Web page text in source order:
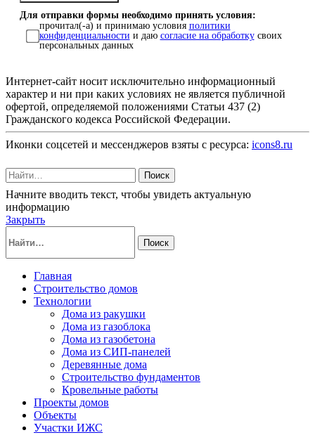
Для отправки формы необходимо принять условия:
прочитал(-а) и принимаю условия политики
конфиденциальности и даю согласие на обработкусвоих
персональных данных
Интернет-сайт носит исключительно информационный
характер и ни при каких условиях не является публичной
офертой, определяемой положениями Статьи 437 (2)
Гражданского кодекса Российской Федерации.
Иконки соцсетей и мессенджеров взяты с ресурса: icons8.ru
Поиск
Начните вводить текст, чтобы увидеть актуальную
информацию
Закрыть
Поиск
Главная
Строительство домов
Технологии
Дома из ракушки
Дома из газоблока
Дома из газобетона
Дома из СИП-панелей
Деревянные дома
Строительство фундаментов
Кровельные работы
Проекты домов
Объекты
Участки ИЖС